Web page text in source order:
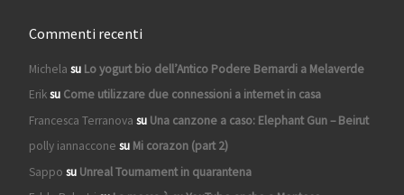
Commenti recenti
Michela su Lo yogurt bio dell’Antico Podere Bernardi a Melaverde
Eriksu Come utilizzare due connessioni a internet in casa
Francesca Terranova su Una canzone a caso: Elephant Gun – Beirut
polly iannaccone su Mi corazon (part 2)
Sappo su Unreal Tournament in quarantena